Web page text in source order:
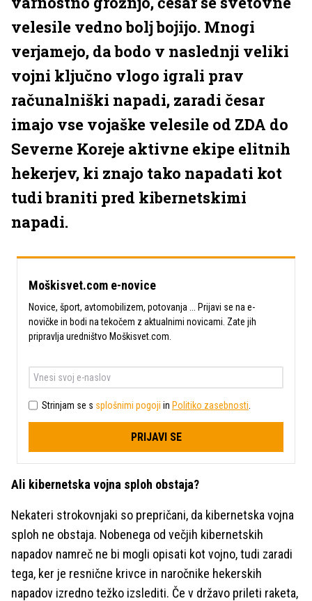
velesile vedno bolj bojijo. Mnogi
verjamejo, da bodo v naslednji veliki
vojni ključno vlogo igrali prav
računalniški napadi, zaradi česar
imajo vse vojaške velesile od ZDA do
Severne Koreje aktivne ekipe elitnih
hekerjev, ki znajo tako napadati kot
tudi braniti pred kibernetskimi
napadi.
Moškisvet.com e-novice
Novice, šport, avtomobilizem, potovanja ... Prijavi se na e-
novičke in bodi na tekočem z aktualnimi novicami. Zate jih
pripravlja uredništvo Moškisvet.com.
Strinjam se s splošnimi pogoji in Politiko zasebnosti
PRIJAVI SE
Ali kibernetska vojna sploh obstaja?
Nekateri strokovnjaki so prepričani, da kibernetska vojna
sploh ne obstaja. Nobenega od večjih kibernetskih
napadov namreč ne bi mogli opisati kot vojno, tudi zaradi
tega, ker je resnične krivce in naročnike hekerskih
napadov izredno težko izslediti. Če v državo prileti raketa,